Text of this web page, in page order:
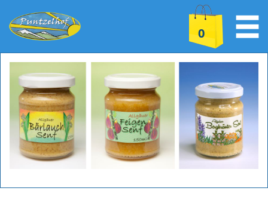
0